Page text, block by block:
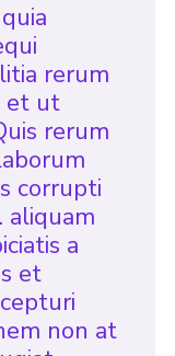
rerum
et ut
rerum
corrupti
aliquam
a
et
non at